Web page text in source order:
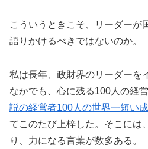
こういうときこそ、リーダーが
語りかけるべきではないのか。
私は長年、政財界のリーダーを
なかでも、心に残る100人の経
説の経営者100人の世界一短い
てこのたび上梓した。そこには
り、力になる言葉が数多ある。